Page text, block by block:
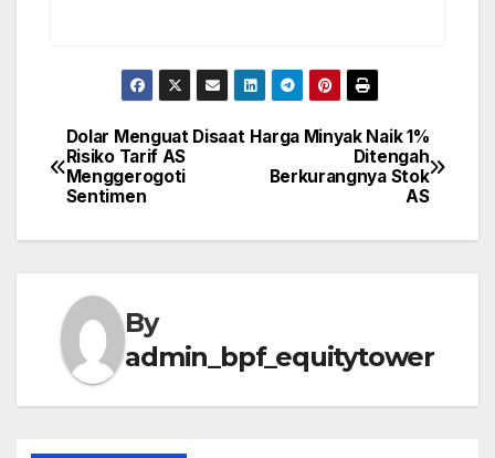
Post
navigation
Harga Minyak Naik 1%
Ditengah
Berkurangnya Stok
AS
Dolar Menguat Disaat
Risiko Tarif AS
Menggerogoti
Sentimen
By
admin_bpf_equitytower